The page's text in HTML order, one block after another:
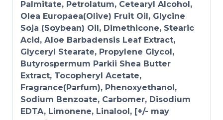
Palmitate, Petrolatum, Cetearyl Alcohol,
Olea Europaea(Olive) Fruit Oil, Glycine
Soja (Soybean) Oil, Dimethicone, Stearic
Acid, Аloe Barbadensis Leaf Extract,
Glyceryl Stearate, Propylene Glycol,
Butyrospermum Parkii Shea Butter
Extract, Tocopheryl Acetate,
Fragrance(Parfum), Phenoxyethanol,
Sodium Benzoate, Carbomer, Disodium
EDTA, Limonene, Linalool, [+/- may